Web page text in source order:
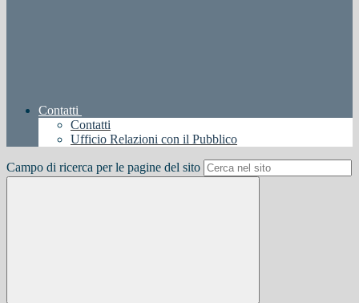
Contatti
Contatti
Ufficio Relazioni con il Pubblico
Campo di ricerca per le pagine del sito